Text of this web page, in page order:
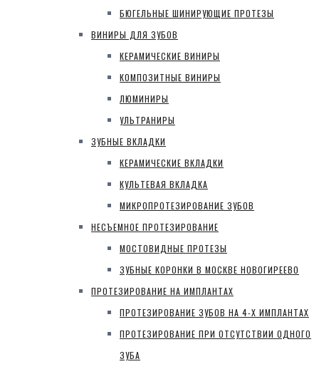
БЮГЕЛЬНЫЕ ШИНИРУЮЩИЕ ПРОТЕЗЫ
ВИНИРЫ ДЛЯ ЗУБОВ
КЕРАМИЧЕСКИЕ ВИНИРЫ
КОМПОЗИТНЫЕ ВИНИРЫ
ЛЮМИНИРЫ
УЛЬТРАНИРЫ
ЗУБНЫЕ ВКЛАДКИ
КЕРАМИЧЕСКИЕ ВКЛАДКИ
КУЛЬТЕВАЯ ВКЛАДКА
МИКРОПРОТЕЗИРОВАНИЕ ЗУБОВ
НЕСЪЕМНОЕ ПРОТЕЗИРОВАНИЕ
МОСТОВИДНЫЕ ПРОТЕЗЫ
ЗУБНЫЕ КОРОНКИ В МОСКВЕ НОВОГИРЕЕВО
ПРОТЕЗИРОВАНИЕ НА ИМПЛАНТАХ
ПРОТЕЗИРОВАНИЕ ЗУБОВ НА 4-Х ИМПЛАНТАХ
ПРОТЕЗИРОВАНИЕ ПРИ ОТСУТСТВИИ ОДНОГО
ЗУБА